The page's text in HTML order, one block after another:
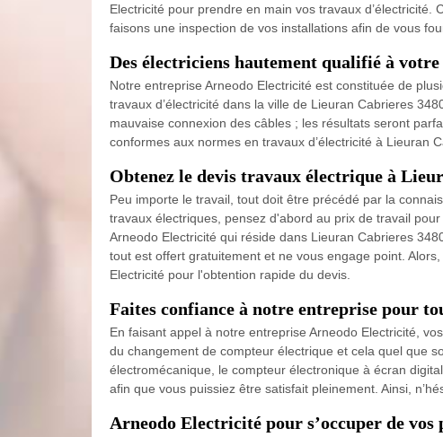
Electricité pour prendre en main vos travaux d’électricité.
faisons une inspection de vos installations afin de vous
Des électriciens hautement qualifié à
Notre entreprise Arneodo Electricité est constituée de
travaux d’électricité dans la ville de Lieuran Cabrieres
mauvaise connexion des câbles ; les résultats seront
conformes aux normes en travaux d’électricité à Lieuran
Obtenez le devis travaux électrique à
Peu importe le travail, tout doit être précédé par la
travaux électriques, pensez d'abord au prix de travail
Arneodo Electricité qui réside dans Lieuran Cabrieres
tout est offert gratuitement et ne vous engage point.
Electricité pour l'obtention rapide du devis.
Faites confiance à notre entreprise pour
En faisant appel à notre entreprise Arneodo Electricité,
du changement de compteur électrique et cela quel que
électromécanique, le compteur électronique à écran
afin que vous puissiez être satisfait pleinement. Ainsi,
Arneodo Electricité pour s’occuper de vos